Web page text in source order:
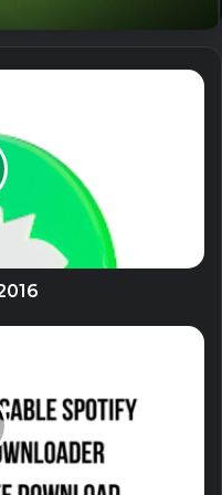
chữa file video bị lỗi
Gate Unlocked –
chia sẻ kết nối USB
Diakov,
file install.cmd là